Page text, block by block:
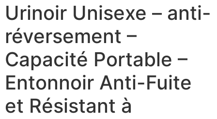
Urinoir Unisexe – anti-
réversement –
Capacité Portable –
Entonnoir Anti-Fuite
et Résistant à